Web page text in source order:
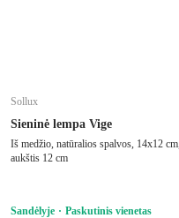
Sollux
Sieninė lempa Vige
Iš medžio, natūralios spalvos, 14x12 cm,
aukštis 12 cm
Sandėlyje Paskutinis vienetas